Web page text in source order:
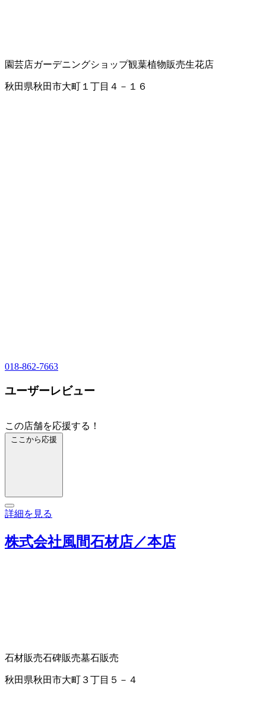
園芸店ガーデニングショップ観葉植物販売生花店
秋田県秋田市大町１丁目４－１６
018-862-7663
ユーザーレビュー
この店舗を応援する！
ここから応援
詳細を見る
株式会社風間石材店／本店
石材販売石碑販売墓石販売
秋田県秋田市大町３丁目５－４